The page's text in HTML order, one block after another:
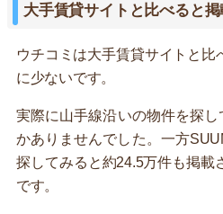
大手賃貸サイトと比べると
ウチコミは大手賃貸サイトと比
に少ないです。
実際に山手線沿いの物件を探
かありませんでした。一方
探してみると約24.5万件も掲載
です。